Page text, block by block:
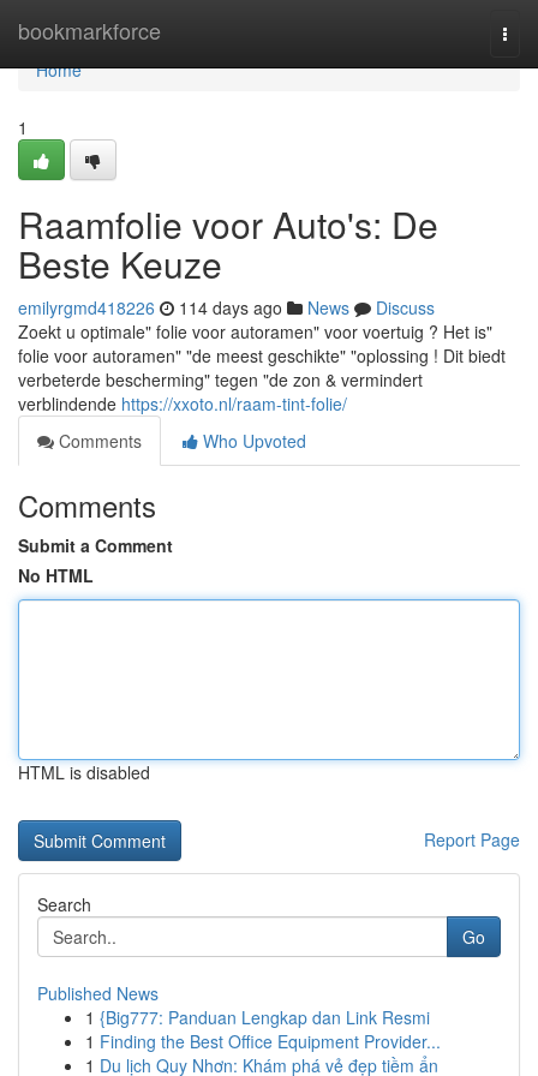
bookmarkforce
Home
Home
1
Raamfolie voor Auto's: De
Beste Keuze
emilyrgmd418226 114 days ago News
Discuss
Zoekt u optimale" folie voor autoramen" voor voertuig ? Het is"
folie voor autoramen" "de meest geschikte" "oplossing ! Dit biedt
verbeterde bescherming" tegen "de zon & vermindert
verblindende https://xxoto.nl/raam-tint-folie/
Comments
Who Upvoted
Comments
Submit a Comment
No HTML
HTML is disabled
Report Page
Search
Go
Published News
1 {Big777: Panduan Lengkap dan Link Resmi
1 Finding the Best Office Equipment Provider...
1 Du lịch Quy Nhơn: Khám phá vẻ đẹp tiềm ẩn